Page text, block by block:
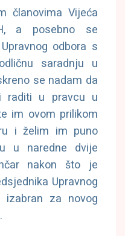
članovima Vijeća
a posebno se
odbora s
saradnju u
se nadam da
raditi u pravcu u
im ovom prilikom
i želim im puno
u naredne dvije
nakon što je
Upravnog
izabran za novog